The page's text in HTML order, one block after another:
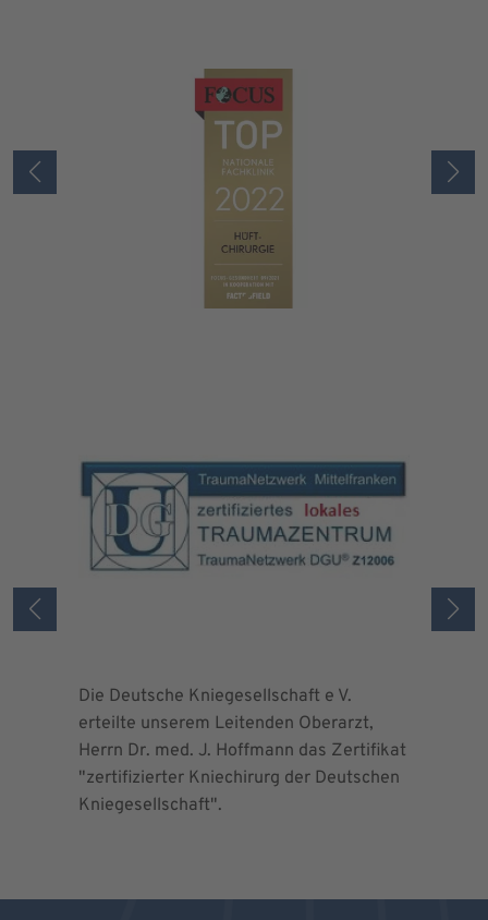
Die Deutsche Kniegesellschaft e V.
erteilte unserem Leitenden Oberarzt,
Herrn Dr. med. J. Hoffmann das Zertifikat
"zertifizierter Kniechirurg der Deutschen
Kniegesellschaft".